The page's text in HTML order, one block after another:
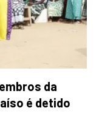
da
é detido